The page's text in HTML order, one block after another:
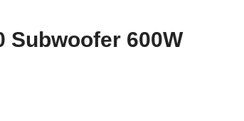
Subwoofer 600W